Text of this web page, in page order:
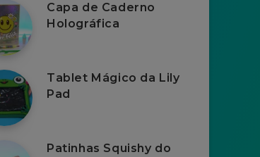
Capa de Caderno
Holográfica
Tablet Mágico da Lily
Pad
Patinhas Squishy do